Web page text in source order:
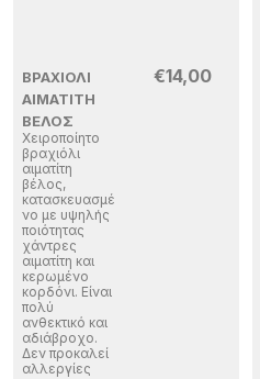
ΒΡΑΧΙΌΛΙ
ΑΙΜΑΤΊΤΗ
ΒΈΛΟΣ
Χειροποίητο
βραχιόλι
αιματίτη
βέλος,
κατασκευασμέ
νο με υψηλής
ποιότητας
χάντρες
αιματίτη και
κερωμένο
κορδόνι. Είναι
πολύ
ανθεκτικό και
αδιάβροχο.
Δεν προκαλεί
αλλεργίες
€14,00